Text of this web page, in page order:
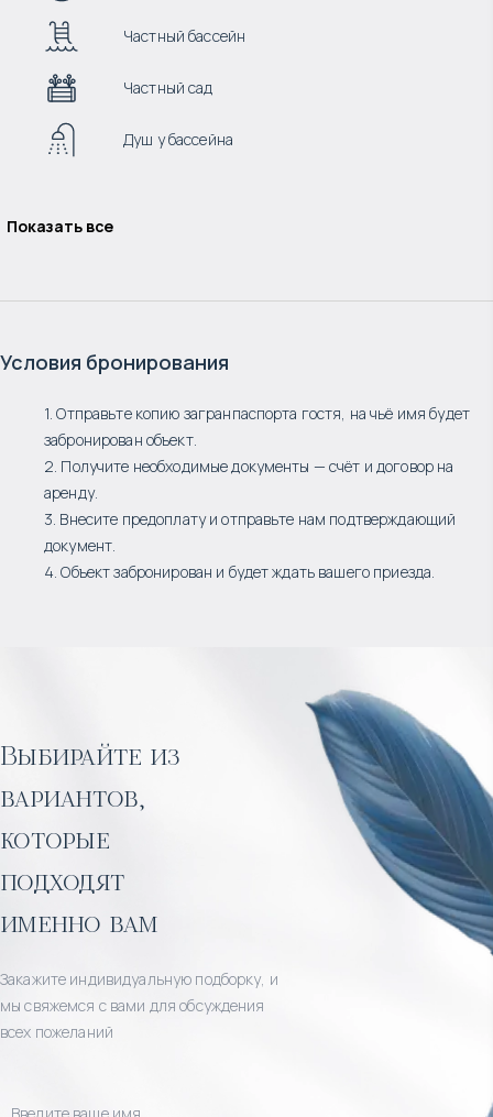
Частный бассейн
Частный сад
Душ у бассейна
Показать все
Условия бронирования
1. Отправьте копию загранпаспорта гостя, на чьё имя будет
забронирован объект.
2. Получите необходимые документы — счёт и договор на
аренду.
3. Внесите предоплату и отправьте нам подтверждающий
документ.
4. Объект забронирован и будет ждать вашего приезда.
Выбирайте из
вариантов,
которые
подходят
именно вам
Закажите индивидуальную подборку, и
мы свяжемся с вами для обсуждения
всех пожеланий